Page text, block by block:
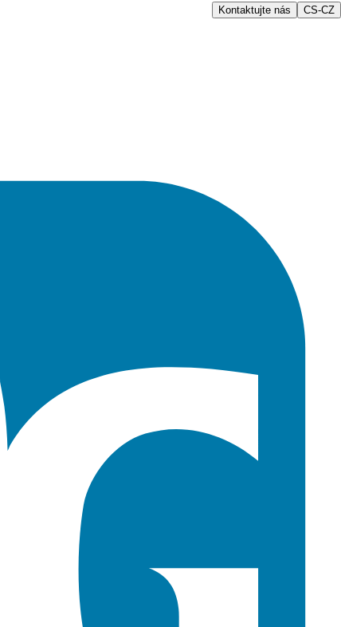
Kontaktujte nás CS-CZ